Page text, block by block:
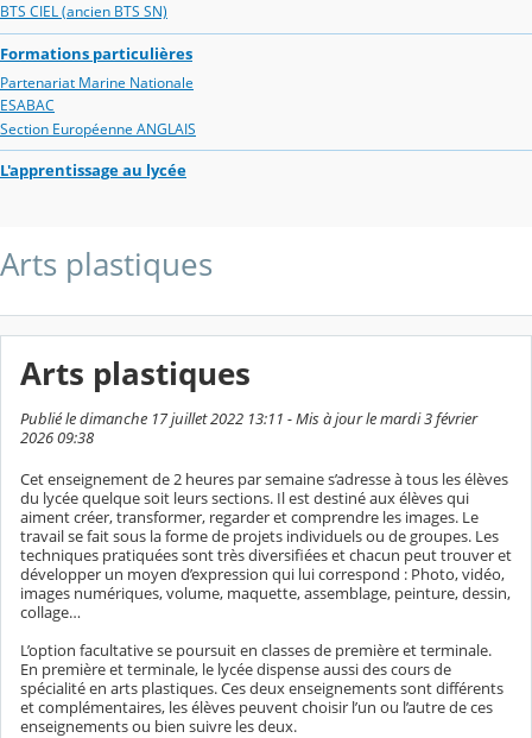
BTS CIEL (ancien BTS SN)
Formations particulières
Partenariat Marine Nationale
ESABAC
Section Européenne ANGLAIS
L'apprentissage au lycée
Arts plastiques
Arts plastiques
Publié le dimanche 17 juillet 2022 13:11 - Mis à jour le mardi 3 février
2026 09:38
Cet enseignement de 2 heures par semaine s’adresse à tous les élèves
du lycée quelque soit leurs sections. Il est destiné aux élèves qui
aiment créer, transformer, regarder et comprendre les images. Le
travail se fait sous la forme de projets individuels ou de groupes. Les
techniques pratiquées sont très diversifiées et chacun peut trouver et
développer un moyen d’expression qui lui correspond : Photo, vidéo,
images numériques, volume, maquette, assemblage, peinture, dessin,
collage…
L’option facultative se poursuit en classes de première et terminale.
En première et terminale, le lycée dispense aussi des cours de
spécialité en arts plastiques. Ces deux enseignements sont différents
et complémentaires, les élèves peuvent choisir l’un ou l’autre de ces
enseignements ou bien suivre les deux.